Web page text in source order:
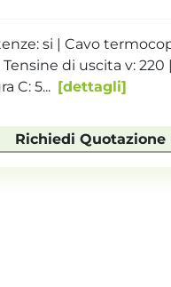
si | Cavo
Tensine di uscita v: 220
C: 5...
dettagli
Richiedi Quotazione